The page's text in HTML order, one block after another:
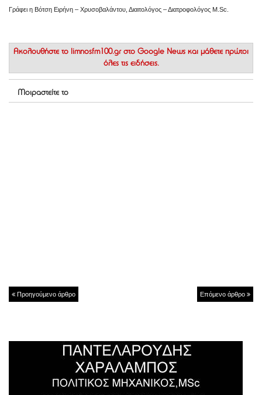
Γράφει η Βότση Ειρήνη – Χρυσοβαλάντου, Διαιτολόγος – Διατροφολόγος M.Sc.
Ακολουθήστε το limnosfm100.gr στο Google News και μάθετε πρώτοι
όλες τις ειδήσεις.
Μοιραστείτε το
Προηγούμενο άρθρο Επόμενο άρθρο